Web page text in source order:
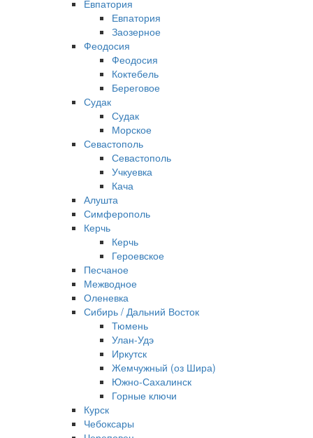
Евпатория
Евпатория
Заозерное
Феодосия
Феодосия
Коктебель
Береговое
Судак
Судак
Морское
Севастополь
Севастополь
Учкуевка
Кача
Алушта
Симферополь
Керчь
Керчь
Героевское
Песчаное
Межводное
Оленевка
Сибирь / Дальний Восток
Тюмень
Улан-Удэ
Иркутск
Жемчужный (оз Шира)
Южно‐Сахалинск
Горные ключи
Курск
Чебоксары